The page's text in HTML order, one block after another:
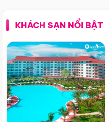
KHÁCH SẠN NỔI BẬT